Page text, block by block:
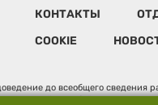
КОНТАКТЫ
COOKIE
до всеобщего сведения
службой по